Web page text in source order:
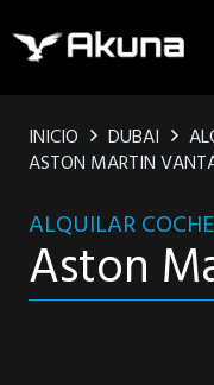
INICIO DUBAI
ASTON MARTIN
ALQUILAR COCHE
Aston